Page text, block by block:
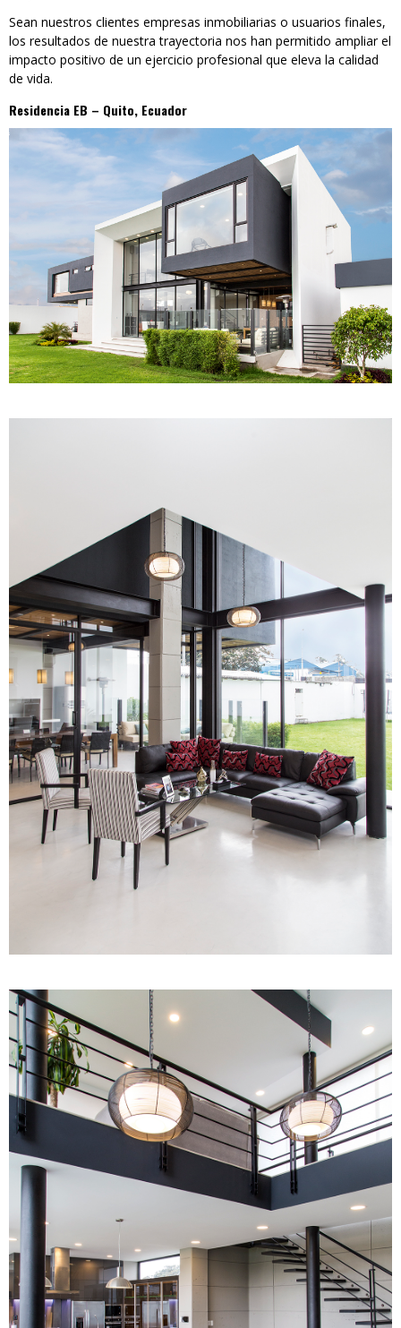
Sean nuestros clientes empresas inmobiliarias o usuarios finales,
los resultados de nuestra trayectoria nos han permitido ampliar el
impacto positivo de un ejercicio profesional que eleva la calidad
de vida.
Residencia EB – Quito, Ecuador